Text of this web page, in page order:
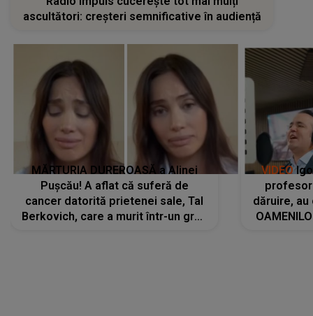
MĂRTURIA DUREROASĂ a Alinei
Pușcău! A aflat că suferă de
cancer datorită prietenei sale, Tal
Berkovich, care a murit într-un grav
accident rutier: „Mi-a salvat viața.
Dacă nu era ea, nici eu nu mai
dăruire,
amprente
anilor: